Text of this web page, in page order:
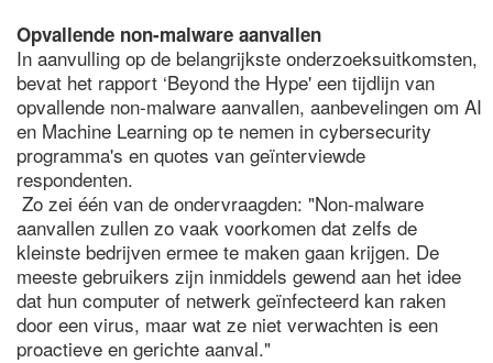
Opvallende non-malware aanvallen
In aanvulling op de belangrijkste onderzoeksuitkomsten,
bevat het rapport ‘Beyond the Hype' een tijdlijn van
opvallende non-malware aanvallen, aanbevelingen om AI
en Machine Learning op te nemen in cybersecurity
programma's en quotes van geïnterviewde
respondenten.
Zo zei één van de ondervraagden: "Non-malware
aanvallen zullen zo vaak voorkomen dat zelfs de
kleinste bedrijven ermee te maken gaan krijgen. De
meeste gebruikers zijn inmiddels gewend aan het idee
dat hun computer of netwerk geïnfecteerd kan raken
door een virus, maar wat ze niet verwachten is een
proactieve en gerichte aanval."